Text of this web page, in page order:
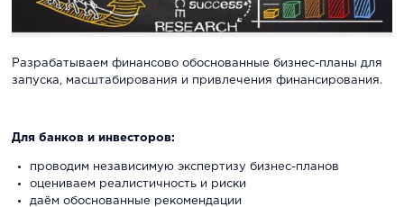
Разрабатываем финансово обоснованные бизнес-планы для
запуска, масштабирования и привлечения финансирования.
Для банков и инвесторов:
проводим независимую экспертизу бизнес-планов
оцениваем реалистичность и риски
даём обоснованные рекомендации